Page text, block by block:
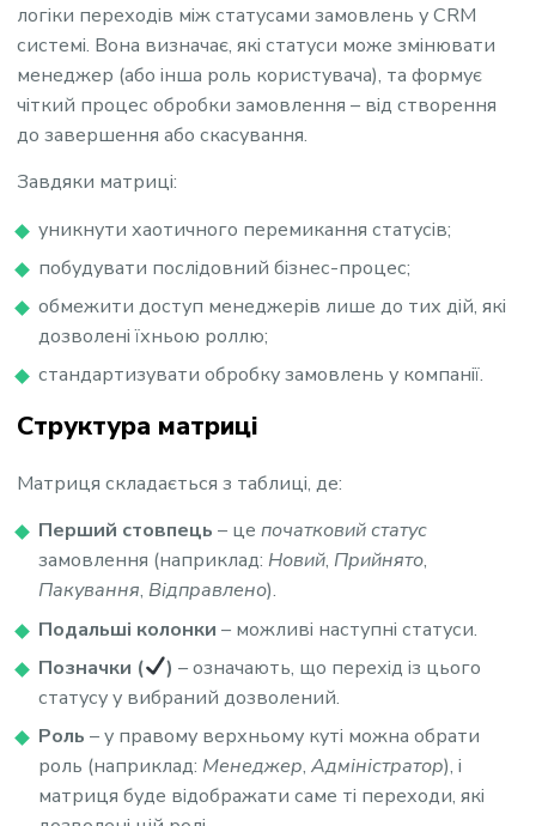
логіки переходів між статусами замовлень у CRM
системі. Вона визначає, які статуси може змінювати
менеджер (або інша роль користувача), та формує
чіткий процес обробки замовлення – від створення
до завершення або скасування.
Завдяки матриці:
уникнути хаотичного перемикання статусів;
побудувати послідовний бізнес-процес;
обмежити доступ менеджерів лише до тих дій, які
дозволені їхньою роллю;
стандартизувати обробку замовлень у компанії.
Структура матриці
Матриця складається з таблиці, де:
Перший стовпець – цепочатковий статус
замовлення (наприклад: Новий, Прийнято,
Пакування, Відправлено).
Подальші колонки – можливі наступні статуси.
Позначки (
) – означають, що перехід із цього
статусу у вибраний дозволений.
Роль – у правому верхньому куті можна обрати
роль (наприклад: Менеджер,Адміністратор), і
матриця буде відображати саме ті переходи, які